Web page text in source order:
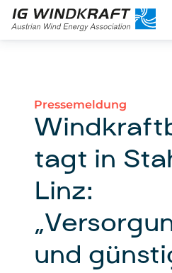
Pressemeldung
tagt in
Linz:
und